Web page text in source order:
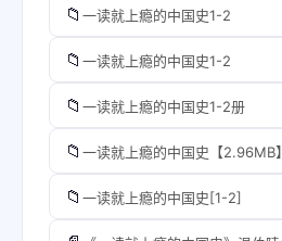
📁 一读就上瘾的中国史1-2
📁 一读就上瘾的中国史1-2
📁 一读就上瘾的中国史1-2册
📁 一读就上瘾的中国史【2.96MB】
📁 一读就上瘾的中国史[1-2]